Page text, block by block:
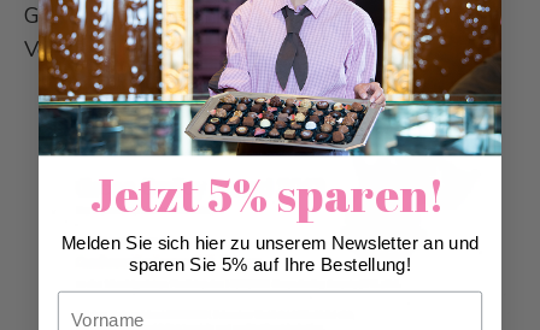
Galaabend fand am 29. März 2013 im Giardino
Verde in Uitikon Waldegg statt.
Jetzt 5% sparen!
Melden Sie sich hier zu unserem Newsletter an und
sparen Sie 5% auf Ihre Bestellung!